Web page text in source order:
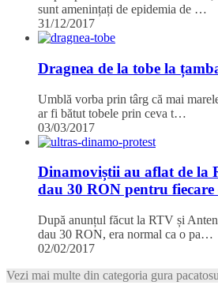
sunt amenințați de epidemia de …
31/12/2017
Dragnea de la tobe la
Umblă vorba prin târg că mai
ar fi bătut tobele prin ceva t…
03/03/2017
Dinamoviștii au aflat de la
dau 30 RON pentru fiecare
După anunțul făcut la RTV și
dau 30 RON, era normal ca o pa…
02/02/2017
Vezi mai multe din categoria gura